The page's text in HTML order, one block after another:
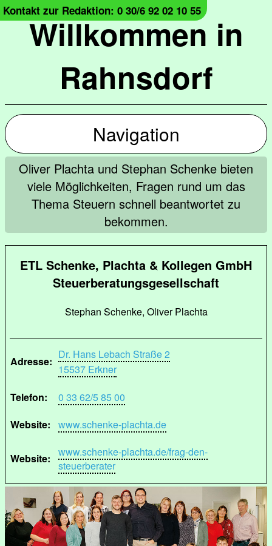
Willkommen in
Rahnsdorf
Kontakt zur Redaktion: 0 30/6 92 02 10 55
Navigation
Oliver Plachta und Stephan Schenke bieten
viele Möglichkeiten, Fragen rund um das
Thema Steuern schnell beantwortet zu
bekommen.
ETL Schenke, Plachta & Kollegen GmbH
Steuerberatungsgesellschaft
Stephan Schenke, Oliver Plachta
Adresse:
Dr. Hans Lebach Straße 2
15537 Erkner
Telefon:
0 33 62/5 85 00
Website:
www.schenke-plachta.de
Website:
www.schenke-plachta.de/frag-den-
steuerberater